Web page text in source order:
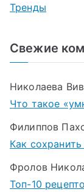
Тренды
Свежие
Николаева
Что такое
Филиппов
Как
Фролов
Топ-10